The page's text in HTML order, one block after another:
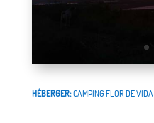
HÉBERGER:CAMPING FLOR DE VIDA